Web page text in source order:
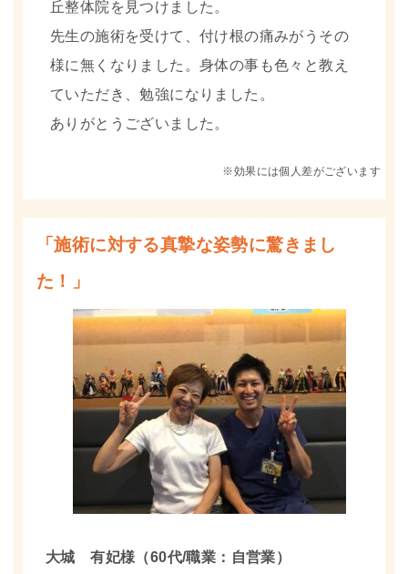
丘整体院を見つけました。
先生の施術を受けて、付け根の痛みがうその
様に無くなりました。身体の事も色々と教え
ていただき、勉強になりました。
ありがとうございました。
※効果には個人差がございます
「施術に対する真摯な姿勢に驚きまし
た！」
大城 有妃様（60代/職業：自営業）